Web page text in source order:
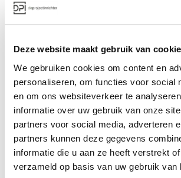
Deze website maakt gebruik van
We gebruiken cookies om content en
personaliseren, om functies voor social
en om ons websiteverkeer te
informatie over uw gebruik van onze
partners voor social media, adverteren
partners kunnen deze gegevens
informatie die u aan ze heeft verstrekt
verzameld op basis van uw gebruik van
240 x 165 cm
Vergadertafel
120 x 120 cm
160 x 160 cm
Over Robberechts
Robberechts is gespecialiseerd in het
hoogwaardig, degelijk kantoormeubilair met
roldeurkasten, schuifkasten,